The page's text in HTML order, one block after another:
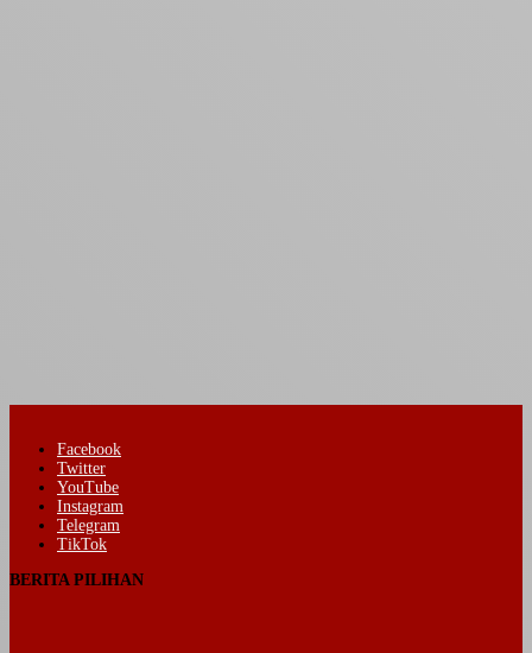
Facebook
Twitter
YouTube
Instagram
Telegram
TikTok
BERITA PILIHAN